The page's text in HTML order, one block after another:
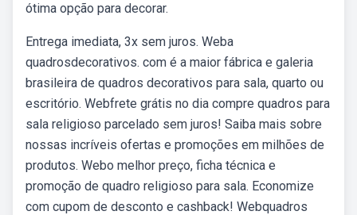
ótima opção para decorar.
Entrega imediata, 3x sem juros. Weba
quadrosdecorativos. com é a maior fábrica e galeria
brasileira de quadros decorativos para sala, quarto ou
escritório. Webfrete grátis no dia compre quadros para
sala religioso parcelado sem juros! Saiba mais sobre
nossas incríveis ofertas e promoções em milhões de
produtos. Webo melhor preço, ficha técnica e
promoção de quadro religioso para sala. Economize
com cupom de desconto e cashback! Webquadros